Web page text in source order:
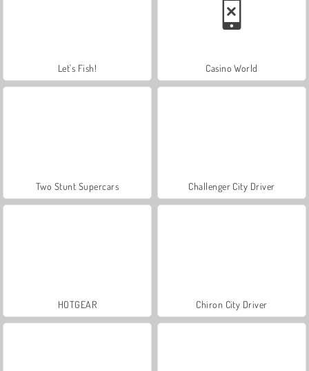
Let's Fish! Casino World
Two Stunt Supercars Challenger City Driver
HOTGEAR Chiron City Driver